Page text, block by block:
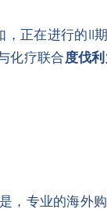
正在进行的II
化疗联合度伐
，专业的海外